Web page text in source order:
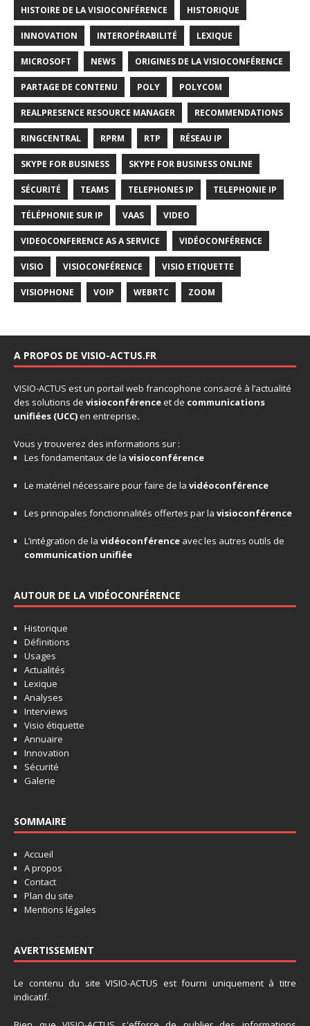
HISTOIRE DE LA VISIOCONFÉRENCE HISTORIQUE
INNOVATION INTEROPÉRABILITÉ LEXIQUE
MICROSOFT NEWS ORIGINES DE LA VISIOCONFÉRENCE
PARTAGE DE CONTENU POLY POLYCOM
REALPRESENCE RESOURCE MANAGER RECOMMENDATIONS
RINGCENTRAL RPRM RTP RÉSEAU IP
SKYPE FOR BUSINESS SKYPE FOR BUSINESS ONLINE
SÉCURITÉ TEAMS TELEPHONES IP TELEPHONIE IP
TÉLÉPHONIE SUR IP VAAS VIDEO
VIDEOCONFERENCE AS A SERVICE VIDÉOCONFÉRENCE
VISIO VISIOCONFÉRENCE VISIO ETIQUETTE
VISIOPHONE VOIP WEBRTC ZOOM
A PROPOS DE VISIO-ACTUS.FR
VISIO-ACTUS est un portail web francophone consacré à l’actualité
des solutions de visioconférenceet de communications
unifiées (UCC)en entreprise.
Vous y trouverez des informations sur :
Les fondamentaux de la visioconférence
Le matériel nécessaire pour faire de la vidéoconférence
Les principales fonctionnalités offertes par la visioconférence
L’intégration de la vidéoconférence avec les autres outils de
communication unifiée
AUTOUR DE LA VIDÉOCONFÉRENCE
Historique
Définitions
Usages
Actualités
Lexique
Analyses
Interviews
Visio étiquette
Annuaire
Innovation
Sécurité
Galerie
SOMMAIRE
Accueil
A propos
Contact
Plan du site
Mentions légales
AVERTISSEMENT
Le contenu du site VISIO-ACTUS est fourni uniquement à titre
indicatif.